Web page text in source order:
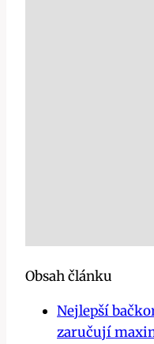
Obsah článku
Nejlepší
zaručují